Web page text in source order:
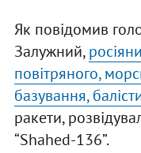
Як повідомив
Залужний,
повітряного,
базування,
ракети,
“Shahed-136”.